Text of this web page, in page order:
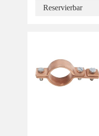
Reservierbar